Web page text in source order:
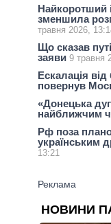
Найкоротший
зменшила
травня 2026,
Що сказав
заяви 9 травня
Ескалація
повернув
«Донецька
найближчим
Рф поза
українським
13:21